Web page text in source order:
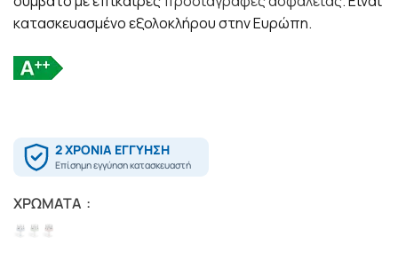
κατασκευασμένο εξολοκλήρου στην Ευρώπη.
ΧΡΏΜΑΤΑ